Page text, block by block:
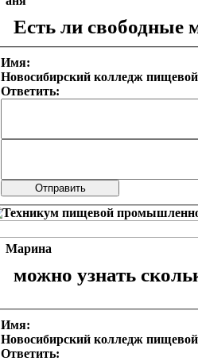
Есть ли свободные
Имя:
Новосибирский колледж
Ответить:
Марина
можно узнать
Имя:
Новосибирский колледж
Ответить: